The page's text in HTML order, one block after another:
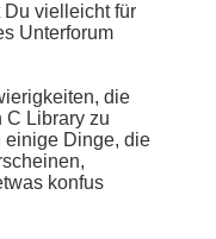
Du vielleicht für
Unterforum
die
C Library zu
einige Dinge, die
konfus